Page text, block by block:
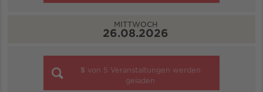
MITTWOCH
26.08.2026
5 von 5 Veranstaltungen werden
geladen